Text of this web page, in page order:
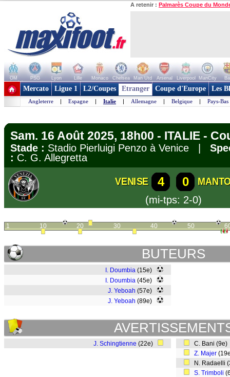
A retenir : Palmarès Coupe du
OM PSG Lyon Lille Monaco Chelsea Man Utd Arsenal Liverpool ManCity
+ de clubs
Mercato Ligue 1 L2/Coupes Etranger Coupe d'Europe Les
Angleterre | Espagne | Italie | Allemagne | Belgique | Pays-Bas
Sam. 16 Août 2025, 18h00 - ITALIE -
Stade : Stadio Pierluigi Penzo à Venice |
: C. G. Allegretta
VENISE 4 0
(mi-tps: 2-0)
1 10 20 30 40 50
BUTEURS
I. Doumbia (15e)
I. Doumbia (45e)
J. Yeboah (57e)
J. Yeboah (89e)
J. Schingtienne (22e)
C. Bani (9e)
Z. Majer
N. Radaelli
S. Trimboli